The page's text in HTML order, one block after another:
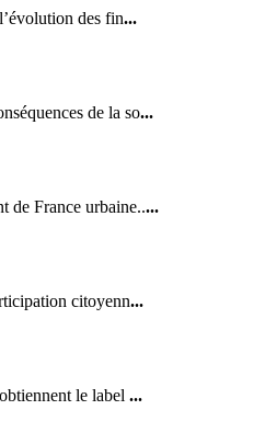
des fin...
de la so...
de France urbaine.....
citoyenn...
le label ...